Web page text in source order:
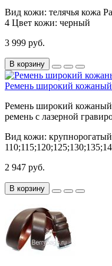
Вид кожи: телячья кожа
4 Цвет кожи: черный
3 999 руб.
В корзину
Ремень широкий
Ремень широкий
ремень с лазерной
Вид кожи:
2 947 руб.
В корзину